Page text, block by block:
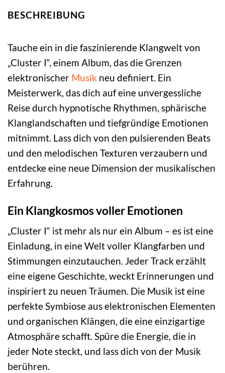
BESCHREIBUNG
Tauche ein in die faszinierende Klangwelt von
„Cluster I“, einem Album, das die Grenzen
elektronischer Musik neu definiert. Ein
Meisterwerk, das dich auf eine unvergessliche
Reise durch hypnotische Rhythmen, sphärische
Klanglandschaften und tiefgründige Emotionen
mitnimmt. Lass dich von den pulsierenden Beats
und den melodischen Texturen verzaubern und
entdecke eine neue Dimension der musikalischen
Erfahrung.
Ein Klangkosmos voller Emotionen
„Cluster I“ ist mehr als nur ein Album – es ist eine
Einladung, in eine Welt voller Klangfarben und
Stimmungen einzutauchen. Jeder Track erzählt
eine eigene Geschichte, weckt Erinnerungen und
inspiriert zu neuen Träumen. Die Musik ist eine
perfekte Symbiose aus elektronischen Elementen
und organischen Klängen, die eine einzigartige
Atmosphäre schafft. Spüre die Energie, die in
jeder Note steckt, und lass dich von der Musik
berühren.